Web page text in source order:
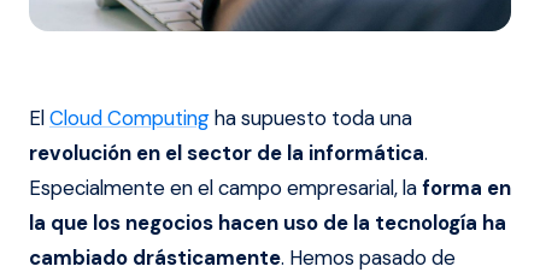
ElCloud Computingha supuesto toda una
revolución en el sector de la informática.
Especialmente en el campo empresarial, laforma en
la que los negocios hacen uso de la tecnología ha
cambiado drásticamente. Hemos pasado de